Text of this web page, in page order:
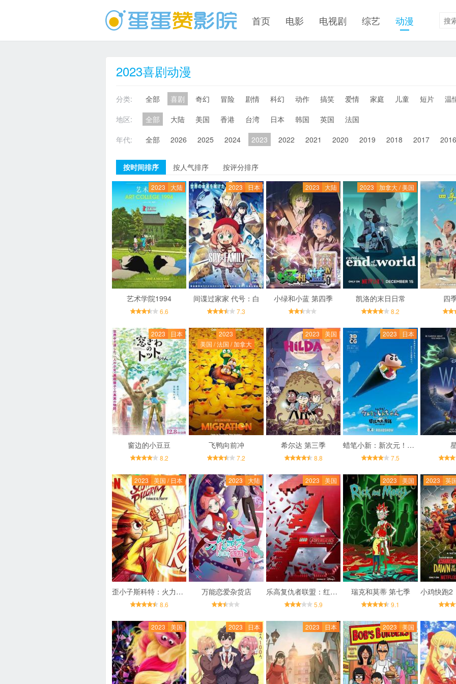
首页 电影 电视剧 综艺 动漫
2023喜剧动漫
分类: 全部 喜剧 奇幻 冒险 剧情 科幻 动作 搞笑 爱情 家庭 儿童 短片
温
地区:
全部 大陆 美国 香港 台湾 日本 韩国 英国
法国
年代:
全部 2026 2025 2024 2023 2022 2021 2020 2019 2018 2017 2016
按时间排序 按人气排序 按评分排序
2023 大陆
艺术学院1994
6.6
2023 日本
间谍过家家 代号：白
7.3
2023 大陆
小绿和小蓝 第四季
2023 加拿大 / 美国
凯洛的末日日常
8.2
四
2023 日本
窗边的小豆豆
8.2
2023
美国 / 法国 / 加拿大
飞鸭向前冲
7.2
2023 美国
希尔达 第三季
8.8
2023 日本
蜡笔小新：新次元！超能力大决战
7.5
2023 美国 / 日本
歪小子斯科特：火力全开
8.6
2023 大陆
万能恋爱杂货店
2023 美国
乐高复仇者联盟：红色代码
5.9
2023 美国
瑞克和莫蒂 第七季
9.1
2023 英
2023 美国 2023 日本 2023 日本 2023 美国